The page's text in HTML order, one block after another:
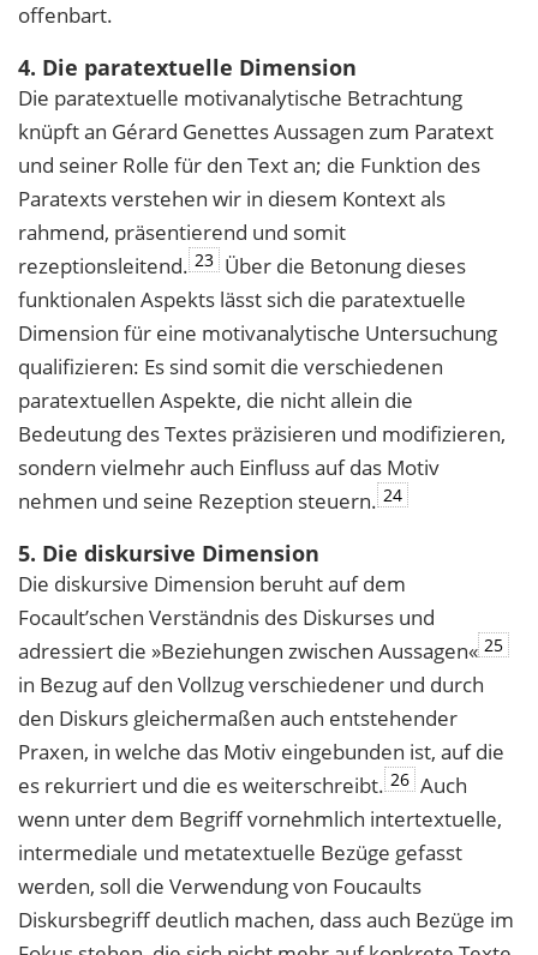
offenbart.
4. Die paratextuelle Dimension
Die paratextuelle motivanalytische Betrachtung
knüpft an Gérard Genettes Aussagen zum Paratext
und seiner Rolle für den Text an; die Funktion des
Paratexts verstehen wir in diesem Kontext als
rahmend, präsentierend und somit
rezeptionsleitend. 23 Über die Betonung dieses
funktionalen Aspekts lässt sich die paratextuelle
Dimension für eine motivanalytische Untersuchung
qualifizieren: Es sind somit die verschiedenen
paratextuellen Aspekte, die nicht allein die
Bedeutung des Textes präzisieren und modifizieren,
sondern vielmehr auch Einfluss auf das Motiv
nehmen und seine Rezeption steuern. 24
5. Die diskursive Dimension
Die diskursive Dimension beruht auf dem
Focault’schen Verständnis des Diskurses und
adressiert die »Beziehungen zwischen Aussagen« 25
in Bezug auf den Vollzug verschiedener und durch
den Diskurs gleichermaßen auch entstehender
Praxen, in welche das Motiv eingebunden ist, auf die
es rekurriert und die es weiterschreibt. 26 Auch
wenn unter dem Begriff vornehmlich intertextuelle,
intermediale und metatextuelle Bezüge gefasst
werden, soll die Verwendung von Foucaults
Diskursbegriff deutlich machen, dass auch Bezüge im